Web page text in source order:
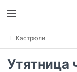
Кастрюли
Утятница